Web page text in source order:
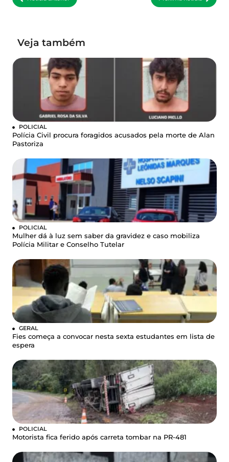
Veja também
POLICIAL
Polícia Civil procura foragidos acusados pela morte de Alan
Pastoriza
POLICIAL
Mulher dá à luz sem saber da gravidez e caso mobiliza
Polícia Militar e Conselho Tutelar
GERAL
Fies começa a convocar nesta sexta estudantes em lista de
espera
POLICIAL
Motorista fica ferido após carreta tombar na PR-481